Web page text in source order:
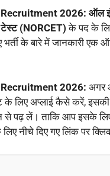
2026: ऑल
टेस्ट (NORCET)के पद के
के बारे में जानकारी एक
2026: अगर
के लिए अप्लाई कैसे करें,
से पढ़ लें। ताकि आप इसके
नीचे दिए गए लिंक पर